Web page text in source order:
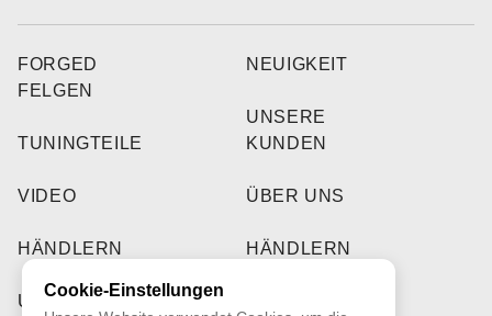
FORGED
FELGEN
TUNINGTEILE
VIDEO
HÄNDLERN
UNSERE
NEUIGKEIT
UNSERE
KUNDEN
ÜBER UNS
HÄNDLERN
Cookie-Einstellungen